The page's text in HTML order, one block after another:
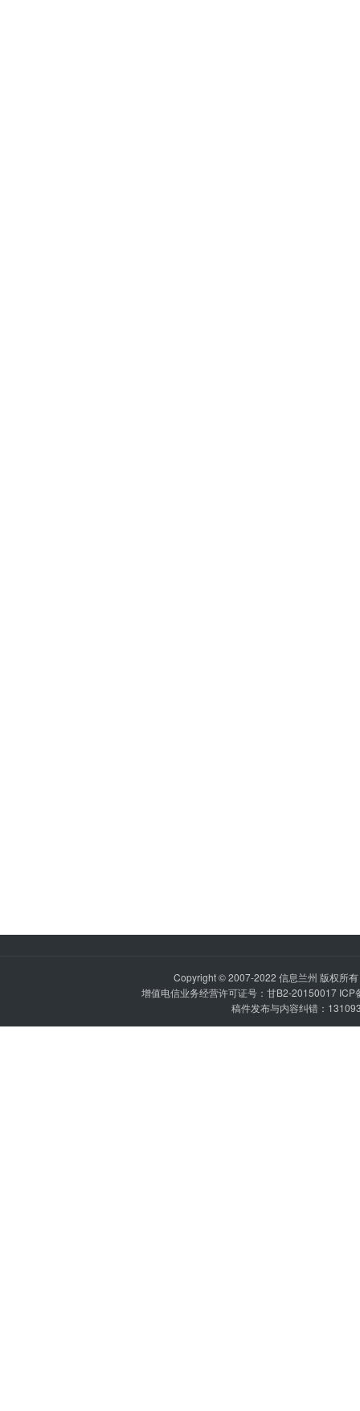
Copyright © 2007-2022 信息兰州 版权所
增值电信业务经营许可证号：甘B2-20150017 ICP
稿件发布与内容纠错：